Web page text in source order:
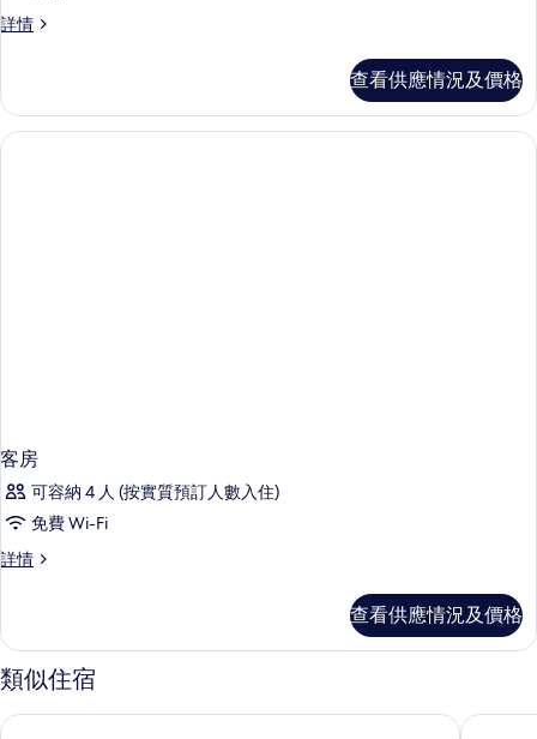
房
相
片
詳情
客
查看供應情況及價格
客房
可容納 4 人 (按實質預訂人數入住)
免費 Wi-Fi
詳情
客
查看供應情況及價格
類似住宿
小倉 1-2-3 酒店 酒店リ